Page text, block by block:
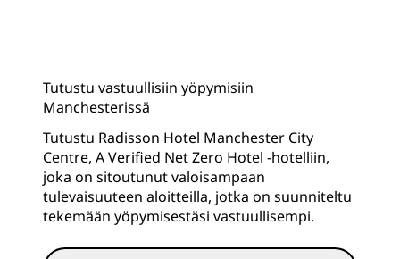
Tutustu vastuullisiin yöpymisiin
Manchesterissä
Tutustu Radisson Hotel Manchester City
Centre, A Verified Net Zero Hotel -hotelliin,
joka on sitoutunut valoisampaan
tulevaisuuteen aloitteilla, jotka on suunniteltu
tekemään yöpymisestäsi vastuullisempi.